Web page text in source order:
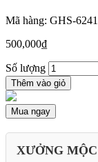
Mã hàng: GHS-6241
500,000₫
Số lượng
Thêm vào giỏ
Mua ngay
XƯỞNG